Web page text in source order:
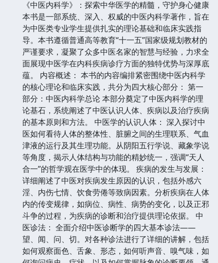
《中医内科学》：探索中华医学的精髓，守护身心健康
本书是一部系统、深入、权威的中医内科学著作，旨在
为中医类专业学生提供扎实的理论基础和临床实践指
导。本书遵循普通高等教育“十一五”国家级规划教材的
严谨要求，凝聚了众多中医名家的智慧与经验，力求全
面展现中医学在内科疾病诊疗方面的独特优势与深厚底
蕴。 内容概述： 本书的内容编排紧密围绕中医内科学
的核心理论和临床实践，共分为四大核心部分： 第一
部分：中医内科学总论 本部分奠定了中医内科学的理
论基石，系统阐述了中医认识人体、疾病以及治疗疾病
的基本原则和方法。 中医学的认识人体： 深入探讨中
医如何看待人体的整体性、脏腑之间的生理联系、气血
津液的运行及其生理功能。从阴阳五行学说、藏象学说
等角度，揭示人体结构与功能的精妙统一，强调“天人
合一”的哲学观在医学中的体现。 疾病的发生与发展：
详细阐述了中医对疾病发生原因的认识，包括外感六
淫、内伤七情、饮食劳倦等致病因素。分析疾病在人体
内的传变规律，如病位、病性、病势的变化，以及正邪
斗争的过程，为疾病的诊断和治疗提供理论依据。 中
医诊法： 全面介绍中医诊断学的四大基本诊法——
望、闻、问、切。对各种诊法进行了详细的讲解，包括
如何观察面色、舌象、形态，如何听声音、嗅气味，如